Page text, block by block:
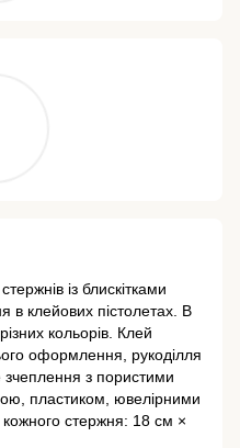
із блискітками
в клейових пістолетах. В
кольорів. Клей
оформлення, рукоділля
зчеплення з пористими
пластиком, ювелірними
стержня: 18 см ×